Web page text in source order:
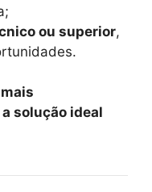
ou superior,
solução ideal